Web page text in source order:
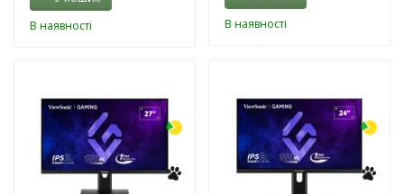
В наявності В наявності